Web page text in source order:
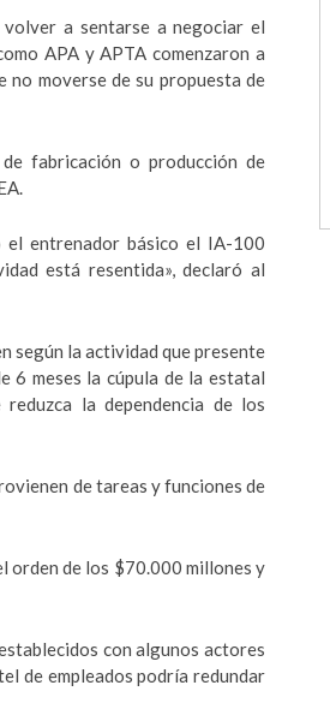
a sentarse a negociar el
APA y APTA comenzaron a
no moverse de su propuesta de
fabricación o producción de
el entrenador básico el IA-100
está resentida», declaró al
según la actividad que presente
6 meses la cúpula de la estatal
la dependencia de los
de tareas y funciones de
orden de los $70.000 millones y
con algunos actores
de empleados podría redundar